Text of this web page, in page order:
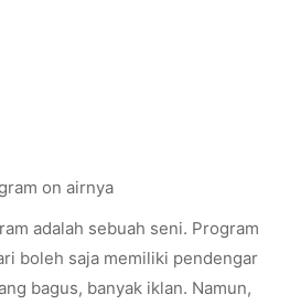
on airnya
adalah sebuah seni. Program
boleh saja memiliki pendengar
bagus, banyak iklan. Namun,